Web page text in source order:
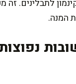
לתבלינים.
המנה.